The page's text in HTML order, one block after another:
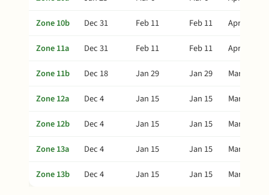
Zone 10b
Dec 31 Feb 11 Feb 11
Apr 2
Zone 11a
Dec 31 Feb 11 Feb 11
Apr 2
Zone 11b
Dec 18 Jan 29 Jan 29
Mar 20
Zone 12a
Dec 4 Jan 15 Jan 15
Mar 6
Zone 12b
Dec 4 Jan 15 Jan 15
Mar 6
Zone 13a
Dec 4 Jan 15 Jan 15
Mar 6
Zone 13b
Dec 4 Jan 15 Jan 15 Mar 6